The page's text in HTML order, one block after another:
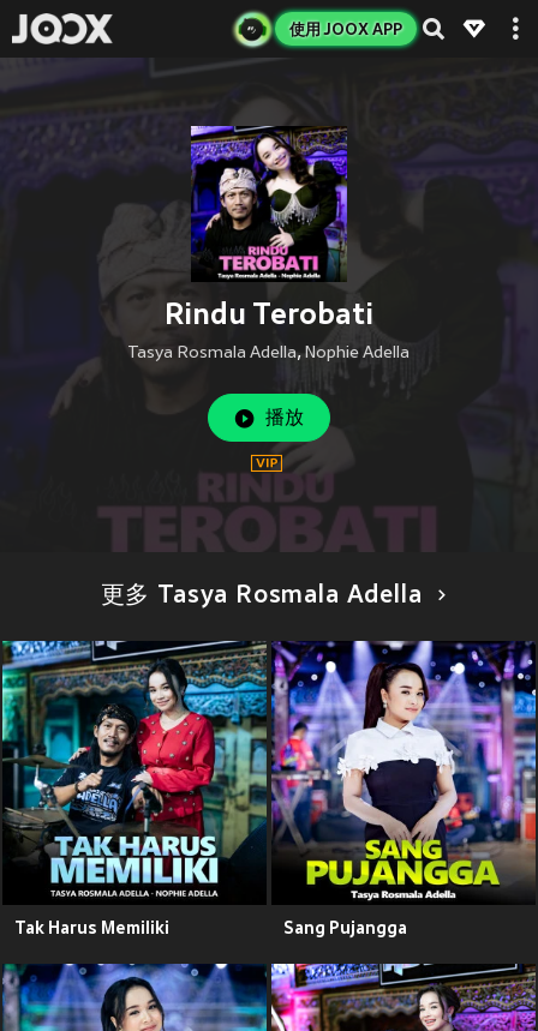
使用 JOOX APP
Rindu Terobati
Tasya Rosmala Adella, Nophie Adella
播放
更多 Tasya Rosmala Adella
Tak Harus Memiliki Sang Pujangga